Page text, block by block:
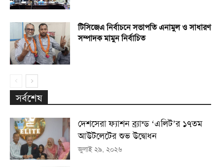
টিসিজেএ নির্বাচনে সভাপতি এনামুল ও সাধারণ
সম্পাদক মামুন নির্বাচিত
সর্বশেষ
দেশসেরা ফ্যাশন ব্র্যান্ড ‘এলিট’র ১৭তম
আউটলেটের শুভ উদ্বোধন
জুলাই ২৯, ২০২৬